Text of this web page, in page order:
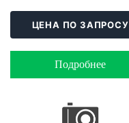
ЦЕНА ПО ЗАПРОСУ
Подробнее